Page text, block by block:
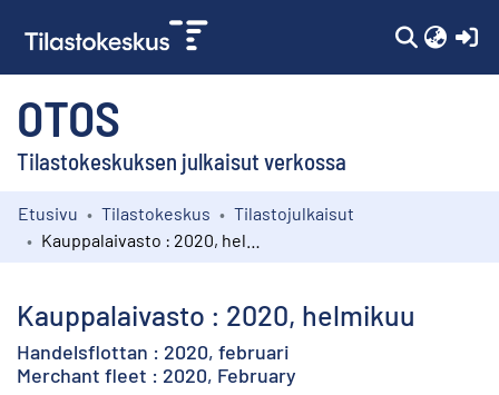
OTOS
Tilastokeskuksen julkaisut verkossa
Kokoelmat
Etusivu Tilastokeskus
Tilastojulkaisut
Kauppalaivasto : 2020, helmikuu
Handelsflottan : 2020, februari
Merchant fleet : 2020, February